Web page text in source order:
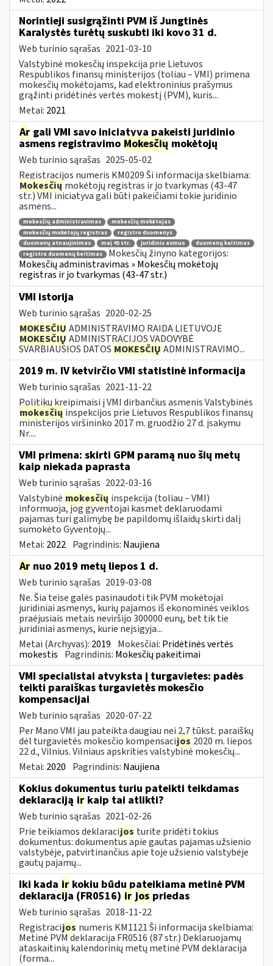
Norintieji susigrąžinti PVM iš Jungtinės
Karalystės turėtų suskubti iki kovo 31 d.
Web turinio sąrašas 2021-03-10
Valstybinė mokesčių inspekcija prie Lietuvos
Respublikos finansų ministerijos (toliau – VMI) primena
mokesčių mokėtojams, kad elektroninius prašymus
grąžinti pridėtinės vertės mokestį (PVM), kuris...
Metai: 2021
Ar gali VMI savo iniciatyva pakeisti juridinio
asmens registravimo Mokesčių mokėtojų
Web turinio sąrašas 2025-05-02
Registracijos numeris KM0209 Ši informacija skelbiama:
Mokesčių mokėtojų registras ir jo tvarkymas (43-47
str.) VMI iniciatyva gali būti pakeičiami tokie juridinio
asmens...
mokesčių administravimas
mokesčių mokėtojas
mokesčių mokėtojų registras
registro duomenys
duomenų atnaujinimas
maį 45 str. juridinis asmuo
duomenų keitimas
registro duomenų keitimas
Mokesčių žinyno kategorijos:
Mokesčių administravimas » Mokesčių mokėtojų
registras ir jo tvarkymas (43-47 str.)
VMI istorija
Web turinio sąrašas 2020-02-25
MOKESČIŲ ADMINISTRAVIMO RAIDA LIETUVOJE
MOKESČIŲ ADMINISTRACIJOS VADOVYBĖ
SVARBIAUSIOS DATOS MOKESČIŲ ADMINISTRAVIMO...
2019 m. IV ketvirčio VMI statistinė informacija
Web turinio sąrašas 2021-11-22
Politikų kreipimaisi į VMI dirbančius asmenis Valstybinės
mokesčių inspekcijos prie Lietuvos Respublikos finansų
ministerijos viršininko 2017 m. gruodžio 27 d. įsakymu
Nr....
VMI primena: skirti GPM paramą nuo šių metų
kaip niekada paprasta
Web turinio sąrašas 2022-03-16
Valstybinė mokesčių inspekcija (toliau – VMI)
informuoja, jog gyventojai kasmet deklaruodami
pajamas turi galimybę be papildomų išlaidų skirti dalį
sumokėto Gyventojų...
Metai: 2022 Pagrindinis: Naujiena
Ar nuo 2019 metų liepos 1 d.
Web turinio sąrašas 2019-03-08
Ne. Šia teise galės pasinaudoti tik PVM mokėtojai
juridiniai asmenys, kurių pajamos iš ekonominės veiklos
praėjusiais metais neviršijo 300000 eurų, bet tik tie
juridiniai asmenys, kurie neįsigyja...
Metai (Archyvas): 2019 Mokesčiai: Pridėtinės vertės
mokestis Pagrindinis: Mokesčių pakeitimai
VMI specialistai atvyksta į turgavietes: padės
teikti paraiškas turgavietės mokesčio
kompensacijai
Web turinio sąrašas 2020-07-22
Per Mano VMI jau pateikta daugiau nei 2,7 tūkst. paraiškų
dėl turgavietės mokesčio kompensacijos 2020 m. liepos
22 d., Vilnius. Vilniaus apskrities valstybinė mokesčių...
Metai: 2020 Pagrindinis: Naujiena
Kokius dokumentus turiu pateikti teikdamas
deklaraciją ir kaip tai atlikti?
Web turinio sąrašas 2021-02-26
Prie teikiamos deklaracijos turite pridėti tokius
dokumentus: dokumentus apie gautas pajamas užsienio
valstybėje, patvirtinančius apie toje užsienio valstybėje
gautų pajamų...
Iki kada ir kokiu būdu pateikiama metinė PVM
deklaracija (FR0516) ir jos priedas
Web turinio sąrašas 2018-11-22
Registracijos numeris KM1121 Ši informacija skelbiama:
Metinė PVM deklaracija FR0516 (87 str.) Deklaruojamų
ataskaitinių kalendorinių metų metinė PVM deklaracija
(forma...